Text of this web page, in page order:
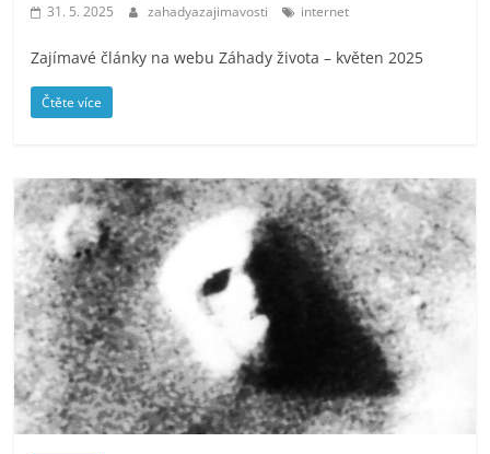
31. 5. 2025 zahadyazajimavosti internet
Zajímavé články na webu Záhady života – květen 2025
Čtěte více